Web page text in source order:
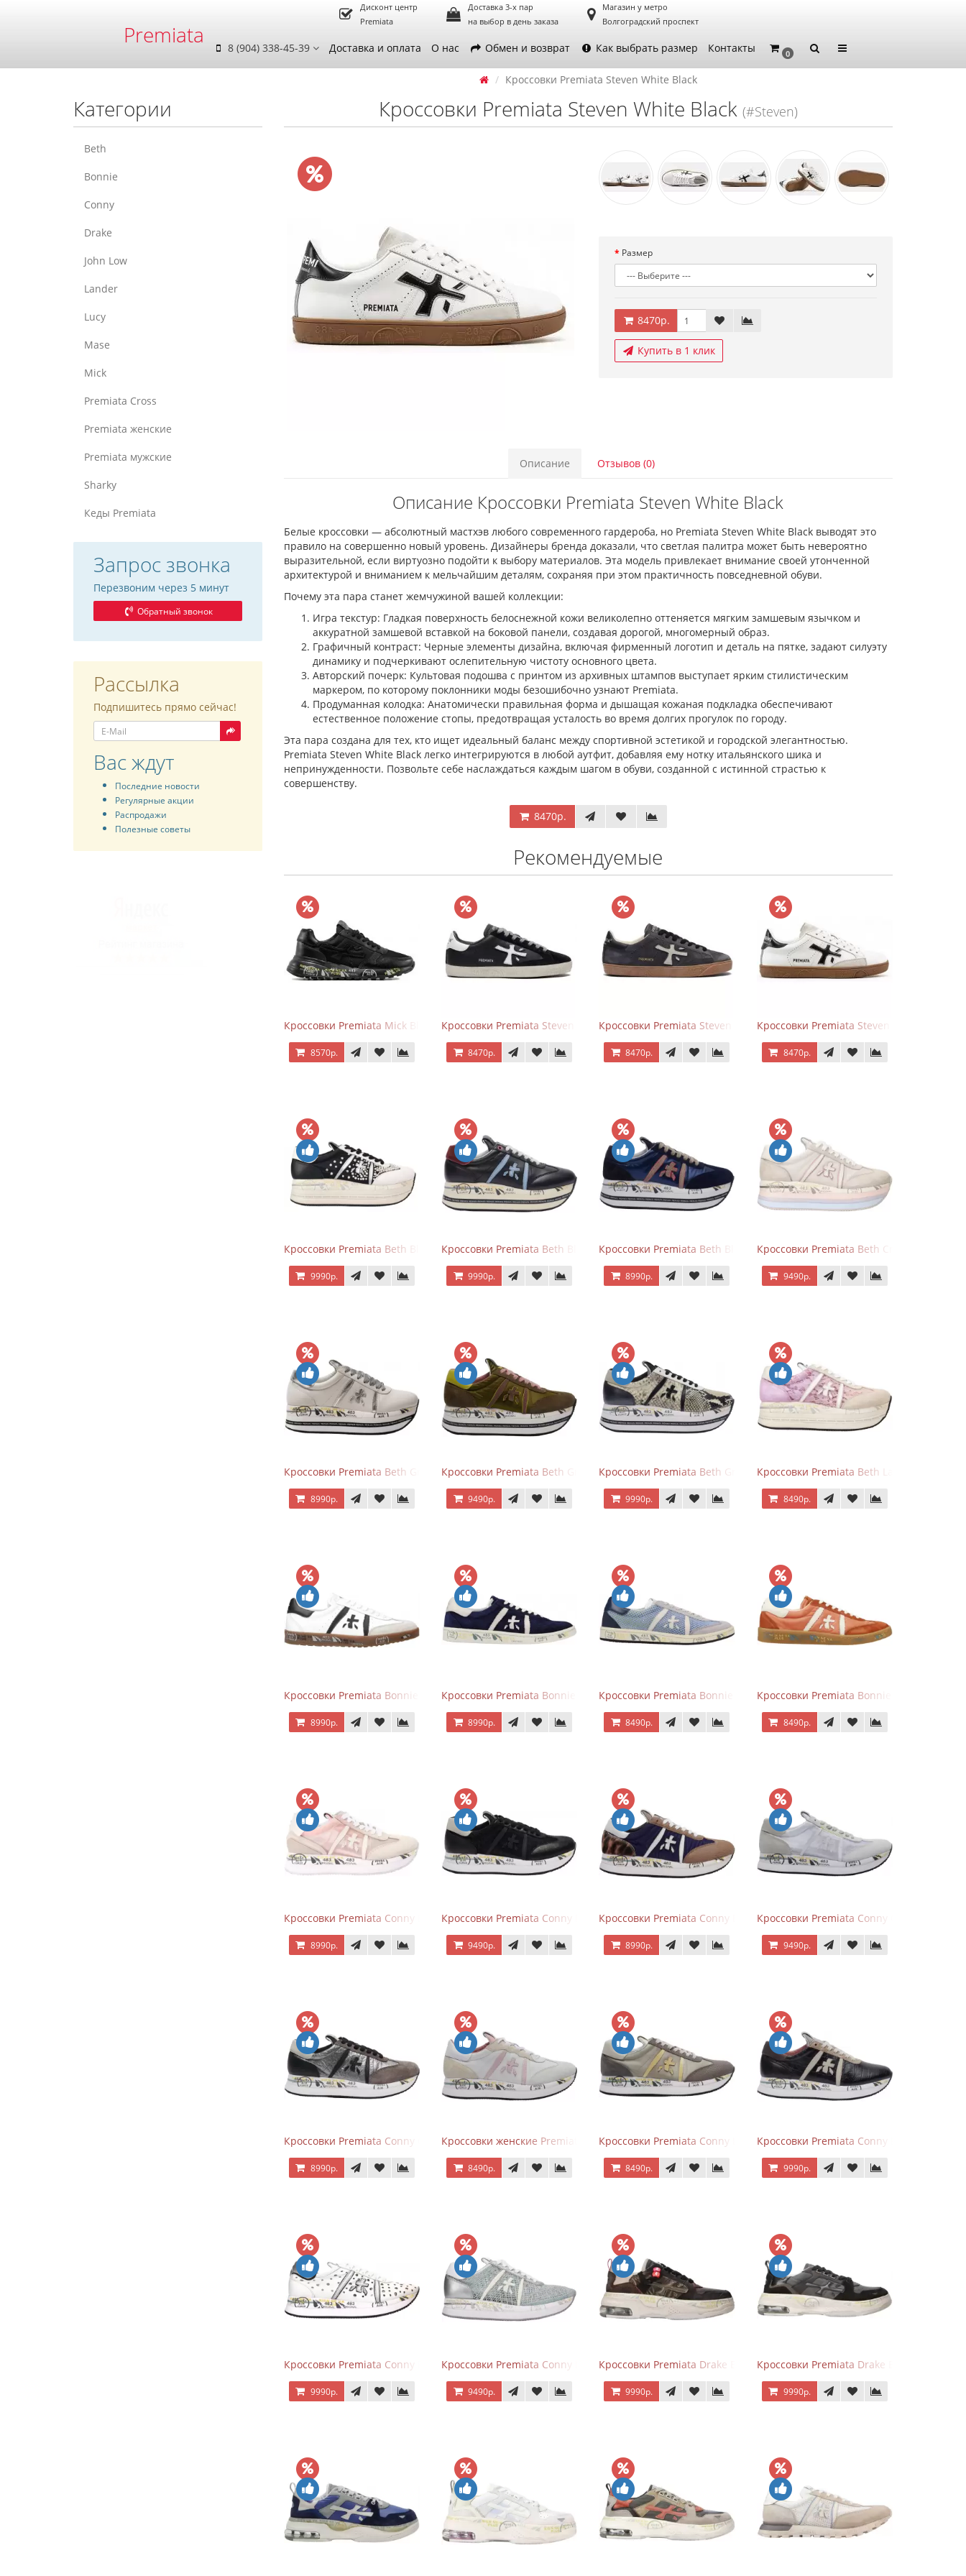
Premiata
Дисконт центр
Premiata
Доставка 3-х пар
на выбор в день заказа
Магазин у метро
Волгоградский проспект
8 (904) 338-45-39 Доставка и оплата О нас Обмен и возврат Как выбрать размер Контакты 0
Категории
Beth
Bonnie
Conny
Drake
John Low
Lander
Lucy
Mase
Mick
Premiata Cross
Premiata женские
Premiata мужские
Sharky
Кеды Premiata
Запрос звонка
Перезвоним через 5 минут
Обратный звонок
Рассылка
Подпишитесь прямо сейчас!
Вас ждут
Последние новости
Регулярные акции
Распродажи
Полезные советы
Кроссовки Premiata Steven White Black
Кроссовки Premiata Steven White Black (#Steven)
Размер
8470р.
Купить в 1 клик
Описание Отзывов (0)
Описание Кроссовки Premiata Steven White Black
Белые кроссовки — абсолютный мастхэв любого современного гардероба, но Premiata Steven White Black выводят это
правило на совершенно новый уровень. Дизайнеры бренда доказали, что светлая палитра может быть невероятно
выразительной, если виртуозно подойти к выбору материалов. Эта модель привлекает внимание своей утонченной
архитектурой и вниманием к мельчайшим деталям, сохраняя при этом практичность повседневной обуви.
Почему эта пара станет жемчужиной вашей коллекции:
Игра текстур: Гладкая поверхность белоснежной кожи великолепно оттеняется мягким замшевым язычком и
аккуратной замшевой вставкой на боковой панели, создавая дорогой, многомерный образ.
Графичный контраст: Черные элементы дизайна, включая фирменный логотип и деталь на пятке, задают силуэту
динамику и подчеркивают ослепительную чистоту основного цвета.
Авторский почерк: Культовая подошва с принтом из архивных штампов выступает ярким стилистическим
маркером, по которому поклонники моды безошибочно узнают Premiata.
Продуманная колодка: Анатомически правильная форма и дышащая кожаная подкладка обеспечивают
естественное положение стопы, предотвращая усталость во время долгих прогулок по городу.
Эта пара создана для тех, кто ищет идеальный баланс между спортивной эстетикой и городской элегантностью.
Premiata Steven White Black легко интегрируются в любой аутфит, добавляя ему нотку итальянского шика и
непринужденности. Позвольте себе наслаждаться каждым шагом в обуви, созданной с истинной страстью к
совершенству.
8470р.
Рекомендуемые
Кроссовки Premiata Mick Black
8570р.
Кроссовки Premiata Steven Black White
8470р.
Кроссовки Premiata Steven Black Graphite
8470р.
Кроссовки Premiata Steven White Black
8470р.
Кроссовки Premiata Beth Black White
9990р.
Кроссовки Premiata Beth Black Blue
9990р.
Кроссовки Premiata Beth Blue White
8990р.
Кроссовки Premiata Beth Cream Sand
9490р.
Кроссовки Premiata Beth Grey Silver
8990р.
Кроссовки Premiata Beth Green Pink
9490р.
Кроссовки Premiata Beth Grey Python
9990р.
Кроссовки Premiata Beth Lace Light Pink
8490р.
Кроссовки Premiata Bonnie Black White
8990р.
Кроссовки Premiata Bonnie Blue
8990р.
Кроссовки Premiata Bonnie серо-голубые
8490р.
Кроссовки Premiata Bonnie Brick Orange
8490р.
Кроссовки Premiata Conny Beige Pink
8990р.
Кроссовки Premiata Conny Black
9490р.
Кроссовки Premiata Conny Blue Brown
8990р.
Кроссовки Premiata Conny Combi Grey
9490р.
Кроссовки Premiata Conny Gray Brown
8990р.
Кроссовки женские Premiata Conny бежево-серые с розовым
8490р.
Кроссовки Premiata Conny Leather Beige
8490р.
Кроссовки Premiata Conny Leather Black
9990р.
Кроссовки Premiata Conny Perforated White
9990р.
Кроссовки Premiata Conny Lace Blue Silver
9490р.
Кроссовки Premiata Drake Black Brown
9990р.
Кроссовки Premiata Drake Black Gray
9990р.